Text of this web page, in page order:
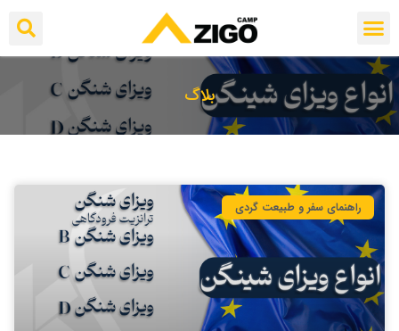
بلاگ
راهنمای سفر و طبیعت گردی